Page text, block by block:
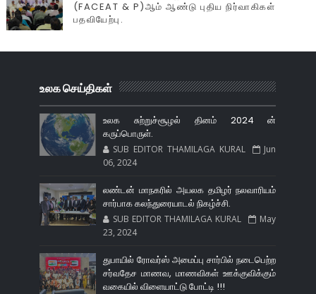
(FACEAT & P)ஆம் ஆண்டு புதிய நிர்வாகிகள்
பதவியேற்பு.
உலக செய்திகள்
உலக சுற்றுச்சூழல் தினம் 2024 ன்
கருப்பொருள்.
SUB EDITOR THAMILAGA KURAL
Jun
06, 2024
லண்டன் மாநகரில் அயலக தமிழர் நலவாரியம்
சார்பாக கலந்துரையாடல் நிகழ்ச்சி.
SUB EDITOR THAMILAGA KURAL
May
23, 2024
துபாயில் ரோவர்ஸ் அமைப்பு சார்பில் நடைபெற்ற
சர்வதேச மாணவ, மாணவிகள் ஊக்குவிக்கும்
வகையில் விளையாட்டு போட்டி !!!